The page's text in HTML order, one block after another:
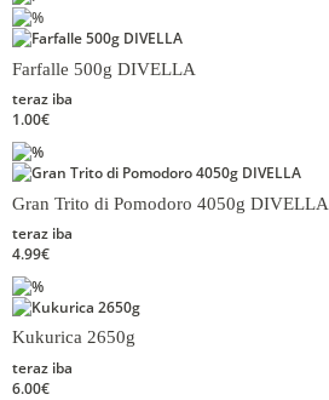
Farfalle 500g DIVELLA
teraz iba
1.00€
Gran Trito di Pomodoro 4050g DIVELLA
teraz iba
4.99€
Kukurica 2650g
teraz iba
6.00€